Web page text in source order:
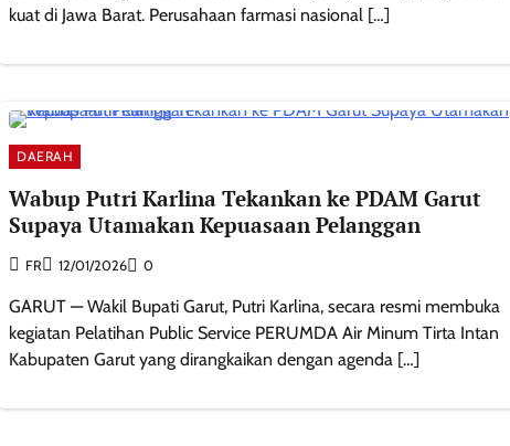
kuat di Jawa Barat. Perusahaan farmasi nasional […]
DAERAH
Wabup Putri Karlina Tekankan ke PDAM Garut
Supaya Utamakan Kepuasaan Pelanggan
FR 12/01/2026 0
GARUT — Wakil Bupati Garut, Putri Karlina, secara resmi membuka
kegiatan Pelatihan Public Service PERUMDA Air Minum Tirta Intan
Kabupaten Garut yang dirangkaikan dengan agenda […]